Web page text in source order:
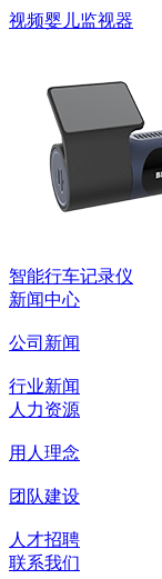
视频婴儿监视器
智能行车记录仪
新闻中心
公司新闻
行业新闻
人力资源
用人理念
团队建设
人才招聘
联系我们